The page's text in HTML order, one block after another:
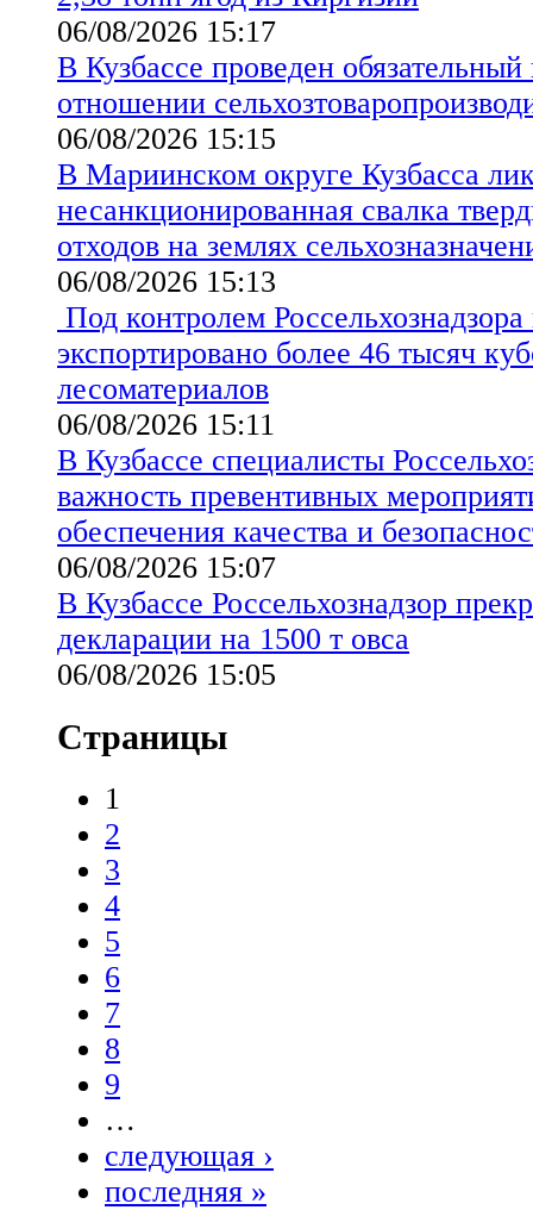
06/08/2026 15:17
В Кузбассе проведен
отношении
06/08/2026 15:15
В Мариинском округе Кузбасса
несанкционированная свалка
отходов на землях
06/08/2026 15:13
Под контролем Россельхознадзора
экспортировано более 46 тысяч
лесоматериалов
06/08/2026 15:11
В Кузбассе специалисты
важность превентивных
обеспечения качества и
06/08/2026 15:07
В Кузбассе Россельхознадзор
декларации на 1500 т овса
06/08/2026 15:05
Страницы
1
2
3
4
5
6
7
8
9
…
следующая ›
последняя »